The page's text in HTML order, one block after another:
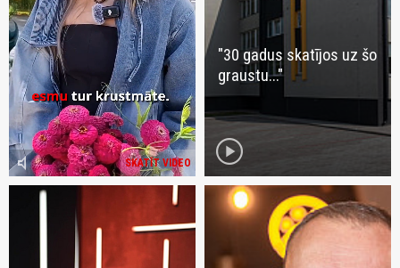
SKATĪT VIDEO
volume_mute
"30 gadus skatījos uz šo
graustu..."
play_circle